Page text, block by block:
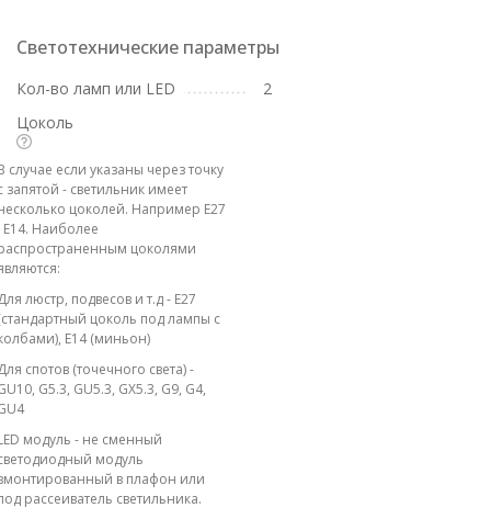
Светотехнические параметры
Кол-во ламп или LED
2
Цоколь
случае если указаны через точку
запятой - светильник имеет
цоколей. Например E27
E14. Наиболее
цоколями
люстр, подвесов и т.д - E27
цоколь под лампы с
E14 (миньон)
спотов (точечного света) -
G5.3, GU5.3, GX5.3, G9, G4,
модуль - не сменный
модуль
в плафон или
рассеиватель светильника.